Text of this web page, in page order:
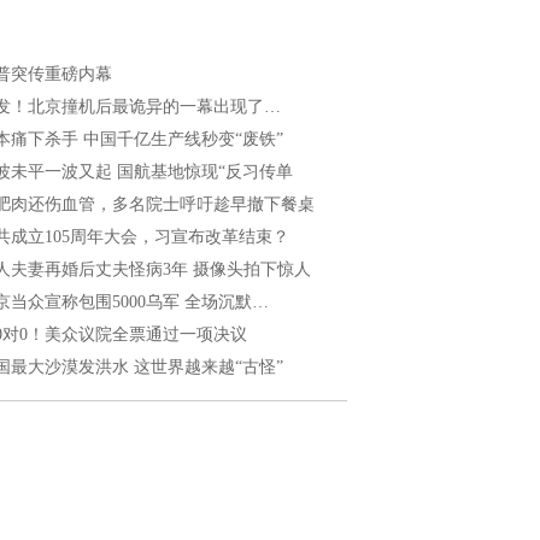
突传重磅内幕
！北京撞机后最诡异的一幕出现了…
痛下杀手 中国千亿生产线秒变“废铁”
未平一波又起 国航基地惊现“反习传单
肉还伤血管，多名院士呼吁趁早撤下餐桌
成立105周年大会，习宣布改革结束？
夫妻再婚后丈夫怪病3年 摄像头拍下惊人
当众宣称包围5000乌军 全场沉默…
对0！美众议院全票通过一项决议
最大沙漠发洪水 这世界越来越“古怪”